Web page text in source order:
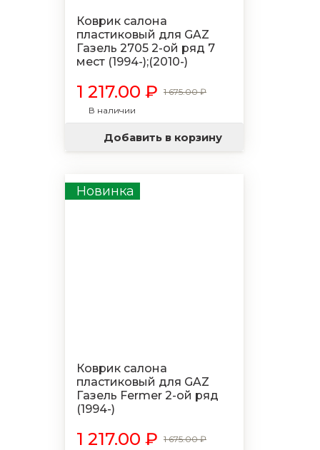
Коврик салона
пластиковый для GAZ
Газель 2705 2-ой ряд 7
мест (1994-);(2010-)
1 217.00 ₽ 1 675.00 ₽
В наличии
Добавить в корзину
Новинка
Коврик салона
пластиковый для GAZ
Газель Fermer 2-ой ряд
(1994-)
1 217.00 ₽ 1 675.00 ₽